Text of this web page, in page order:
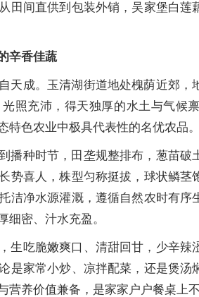
田间直供到包装外销，吴家堡白
辛香佳蔬
天成。玉清湖街道地处槐荫近郊，
照充沛，得天独厚的水土与气候
色农业中极具代表性的名优农品。
播种时节，田垄规整排布，葱苗破
势喜人，株型匀称挺拔，球状鳞茎
洁净水源灌溉，遵循自然农时有序
细密、汁水充盈。
生吃脆嫩爽口、清甜回甘，少辛
是家常小炒、凉拌配菜，还是煲汤
营养价值兼备，是家家户户餐桌上